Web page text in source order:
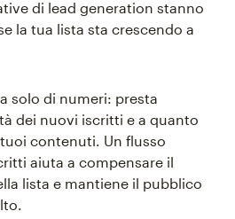
di lead generation stanno
la tua lista sta crescendo a
solo di numeri: presta
dei nuovi iscritti e a quanto
contenuti. Un flusso
aiuta a compensare il
lista e mantiene il pubblico